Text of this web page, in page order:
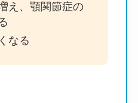
え、顎関節症の
なる